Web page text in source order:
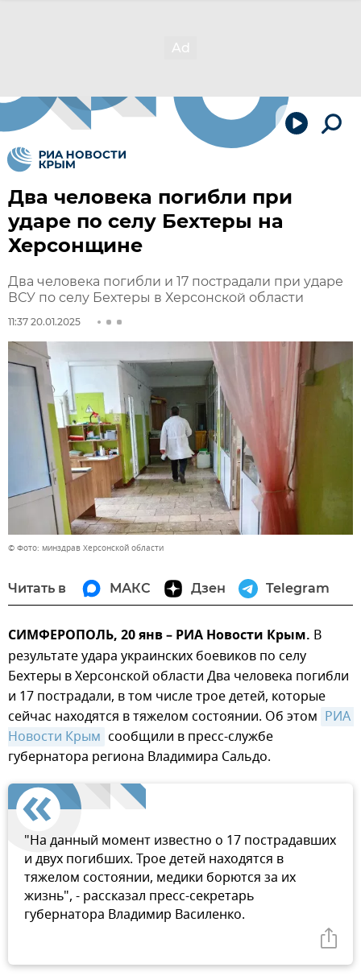
Два человека погибли при
ударе по селу Бехтеры на
Херсонщине
Два человека погибли и 17 пострадали при ударе
ВСУ по селу Бехтеры в Херсонской области
11:37 20.01.2025
© Фото: минздрав Херсонской области
Читать в МАКС Дзен Telegram
СИМФЕРОПОЛЬ, 20 янв – РИА Новости Крым. В
результате удара украинских боевиков по селу
Бехтеры в Херсонской области Два человека погибли
и 17 пострадали, в том числе трое детей, которые
сейчас находятся в тяжелом состоянии. Об этом РИА
Новости Крым сообщили в пресс-службе
губернатора региона Владимира Сальдо.
"На данный момент известно о 17 пострадавших
и двух погибших. Трое детей находятся в
тяжелом состоянии, медики борются за их
жизнь", - рассказал пресс-секретарь
губернатора Владимир Василенко.